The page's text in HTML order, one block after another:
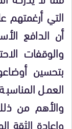
التي أرغمتهم
أن الدافع
والوقفات
بتحسين
العمل
والأهم من
وإعادة الثقة